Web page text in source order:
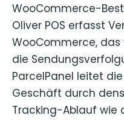
WooCommerce-
Oliver POS erfasst
WooCommerce,
die
ParcelPanel leitet
Geschäft durch
Tracking-Ablauf wie